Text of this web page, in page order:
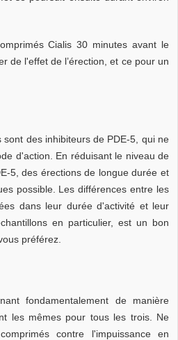
Cialis 30 minutes avant le
de l'effet de l’érection, et ce pour un
des inhibiteurs de PDE-5, qui ne
d'action. En réduisant le niveau de
5, des érections de longue durée et
possible. Les différences entre les
dans leur durée d'activité et leur
en particulier, est un bon
préférez.
fondamentalement de manière
les mêmes pour tous les trois. Ne
contre l'impuissance en